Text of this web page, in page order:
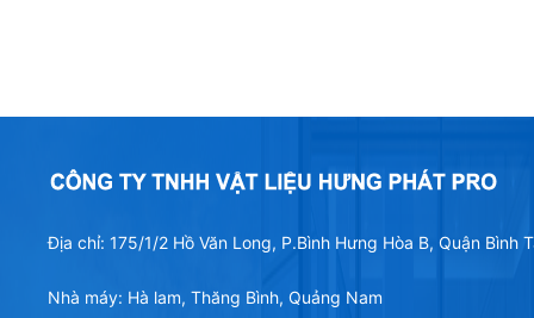
Địa chỉ: 175/1/2 Hồ Văn Long, P.Bình Hưng Hòa B, Quận Bình
Nhà máy: Hà lam, Thăng Bình, Quảng Nam